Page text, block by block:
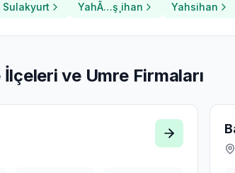
Sulakyurt YahÃ…ş¸ihan Yahsihan
İlçeleri ve Umre Firmaları